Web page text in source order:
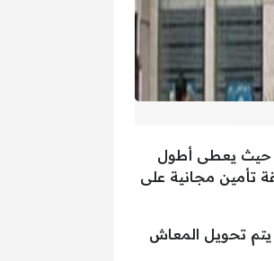
للدفع، حيث يعطى أطول
مصر أيضا وثيقة تأمين مجانية على
يتم تحويل المعاش